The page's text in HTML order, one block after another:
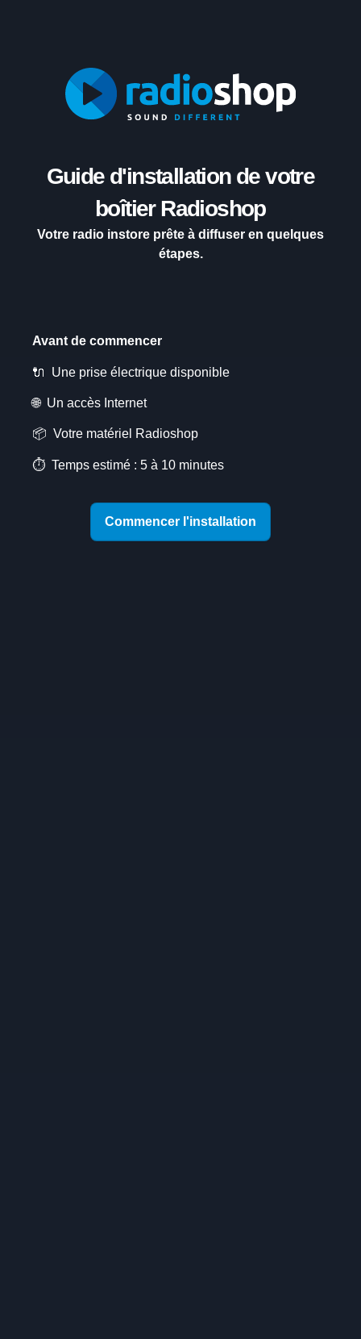
Guide d'installation de votre
boîtier Radioshop
Votre radio instore prête à diffuser en quelques
étapes.
Avant de commencer
🔌 Une prise électrique disponible
🌐 Un accès Internet
📦 Votre matériel Radioshop
⏱️ Temps estimé : 5 à 10 minutes
Commencer l'installation